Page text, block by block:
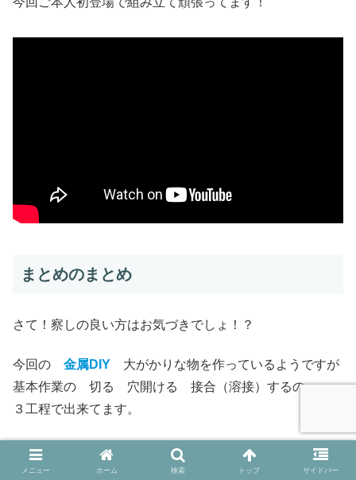
まとめのまとめ
さて！察しの良い方はお気づきでしょ！？
今回の 金属DIY 大がかりな物を作っているようですが
基本作業の 切る 穴開ける 接合（溶接）するの
３工程で出来てます。
一番厄介な 曲げる は無しでここまで出来ます！
メニュー ホーム 検索 トップ サイドバー